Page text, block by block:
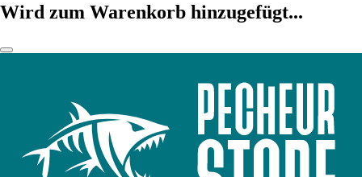
Wird zum Warenkorb hinzugefügt...